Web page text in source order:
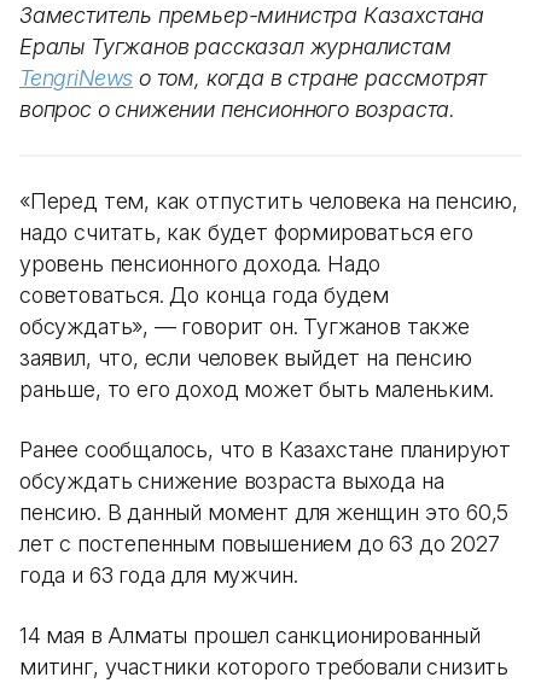
Заместитель премьер-министра Казахстана
Ералы Тугжанов рассказал журналистам
TengriNews о том, когда в стране рассмотрят
вопрос о снижении пенсионного возраста.
«Перед тем, как отпустить человека на пенсию,
надо считать, как будет формироваться его
уровень пенсионного дохода. Надо
советоваться. До конца года будем
обсуждать», — говорит он. Тугжанов также
заявил, что, если человек выйдет на пенсию
раньше, то его доход может быть маленьким.
Ранее сообщалось, что в Казахстане планируют
обсуждать снижение возраста выхода на
пенсию. В данный момент для женщин это 60,5
лет с постепенным повышением до 63 до 2027
года и 63 года для мужчин.
14 мая в Алматы прошел санкционированный
митинг, участники которого требовали снизить